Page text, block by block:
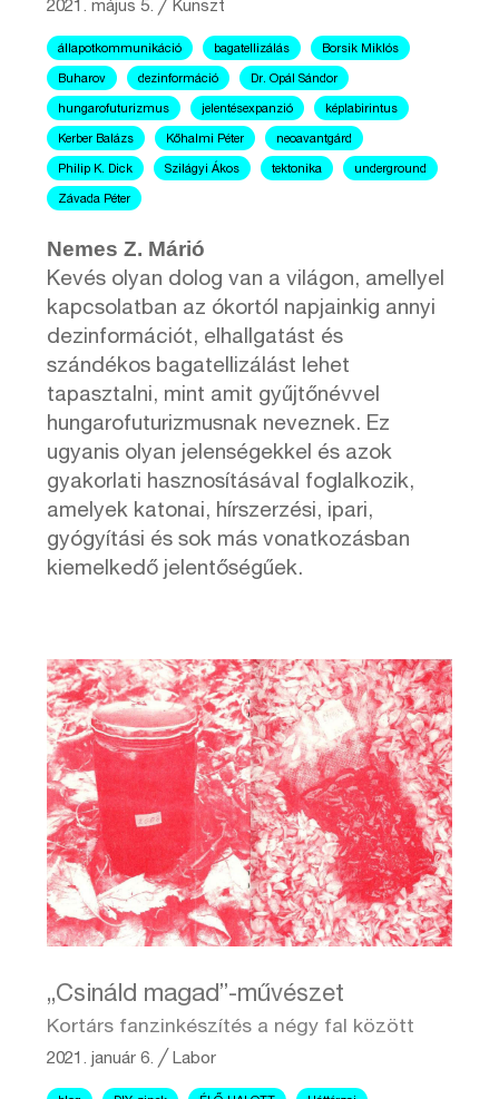
2021. május 5. ╱Kunszt
állapotkommunikáció bagatellizálás Borsik Miklós
Buharov dezinformáció Dr. Opál Sándor
hungarofuturizmus jelentésexpanzió képlabirintus
Kerber Balázs Kőhalmi Péter neoavantgárd
Philip K. Dick Szilágyi Ákos tektonika underground
Závada Péter
Nemes Z. Márió
Kevés olyan dolog van a világon, amellyel
kapcsolatban az ókortól napjainkig annyi
dezinformációt, elhallgatást és
szándékos bagatellizálást lehet
tapasztalni, mint amit gyűjtőnévvel
hungarofuturizmusnak neveznek. Ez
ugyanis olyan jelenségekkel és azok
gyakorlati hasznosításával foglalkozik,
amelyek katonai, hírszerzési, ipari,
gyógyítási és sok más vonatkozásban
kiemelkedő jelentőségűek.
„Csináld magad”-művészet
Kortárs fanzinkészítés a négy fal között
2021. január 6. ╱ Labor